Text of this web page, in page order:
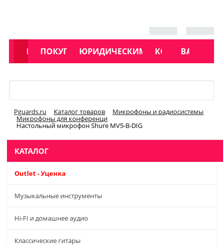
АКЦИИ
КАТАЛОГ
ПОКУПАТЕЛЯМЮРИДИЧЕСКИМ ЛИЦАМКОНТАКТЫ
УСЛУГИ
Pguards.ru Каталог товаров Микрофоны и радиосистемы
Микрофоны для конференци
Настольный микрофон Shure MV5-B-DIG
КАТАЛОГ
Outlet - Уценка
Музыкальные инструменты
Hi-FI и домашнее аудио
Классические гитары